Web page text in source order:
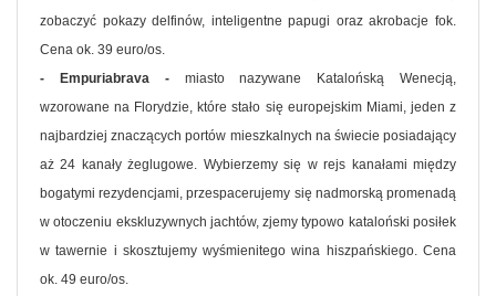
zobaczyć pokazy delfinów, inteligentne papugi oraz akrobacje fok.
Cena ok. 39 euro/os.
- Empuriabrava - miasto nazywane Katalońską Wenecją,
wzorowane na Florydzie, które stało się europejskim Miami, jeden z
najbardziej znaczących portów mieszkalnych na świecie posiadający
aż 24 kanały żeglugowe. Wybierzemy się w rejs kanałami między
bogatymi rezydencjami, przespacerujemy się nadmorską promenadą
w otoczeniu ekskluzywnych jachtów, zjemy typowo kataloński posiłek
w tawernie i skosztujemy wyśmienitego wina hiszpańskiego. Cena
ok. 49 euro/os.